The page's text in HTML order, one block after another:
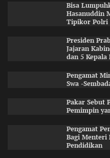
Bisa
Hasanuddin
Tipikor Polri
Presiden
Jajaran
dan 5 Kepala
Pengamat
Swa -
Pakar Sebut
Pemimpin
Pengamat
Bagi Menteri
Pendidikan